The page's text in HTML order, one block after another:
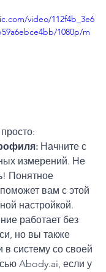
video/112f4b_3e6
1080p/m
Начните с
измерений. Не
Понятное
вам с этой
настройкой.
работает без
но вы также
в систему со своей
Abody.ai, если у